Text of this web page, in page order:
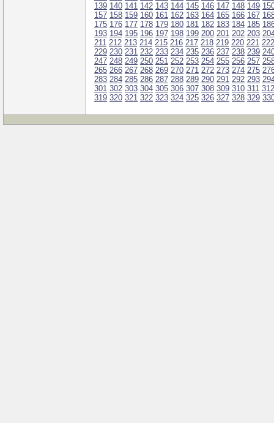
139 140 141 142 143 144 145 146 147 148 149
157 158 159 160 161 162 163 164 165 166 167
175 176 177 178 179 180 181 182 183 184 185
193 194 195 196 197 198 199 200 201 202 203
211 212 213 214 215 216 217 218 219 220 221 222
229 230 231 232 233 234 235 236 237 238 239
247 248 249 250 251 252 253 254 255 256 257
265 266 267 268 269 270 271 272 273 274 275
283 284 285 286 287 288 289 290 291 292 293
301 302 303 304 305 306 307 308 309 310 311 312
319 320 321 322 323 324 325 326 327 328 329